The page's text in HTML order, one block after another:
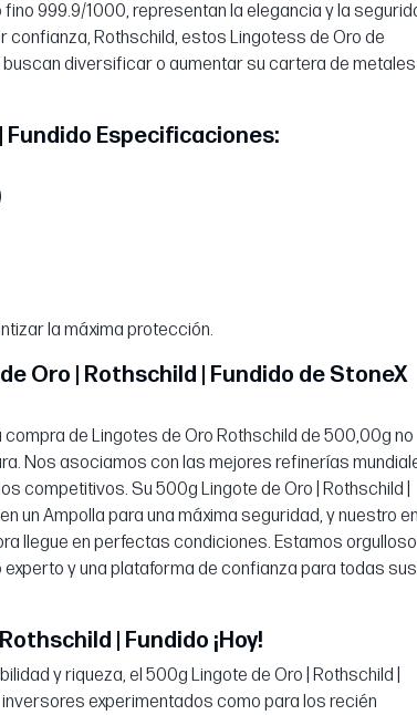
999.9/1000, representan la elegancia y la
Rothschild, estos Lingotess de Oro de
diversificar o aumentar su cartera de metales
Fundido Especificaciones:
la máxima protección.
Oro | Rothschild | Fundido de StoneX
de Lingotes de Oro Rothschild de 500,00g no
Nos asociamos con las mejores refinerías
competitivos. Su 500g Lingote de Oro | Rothschild |
un Ampolla para una máxima seguridad, y nuestro
llegue en perfectas condiciones. Estamos
y una plataforma de confianza para todas sus
| Fundido ¡Hoy!
y riqueza, el 500g Lingote de Oro | Rothschild |
experimentados como para los recién